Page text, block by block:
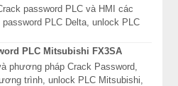
password PLC và HMI các
PLC Delta, unlock PLC
PLC Mitsubishi FX3SA
phương pháp Crack Password,
trình, unlock PLC Mitsubishi,